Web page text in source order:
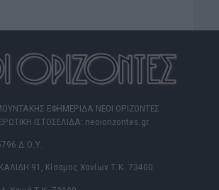
ΕΦΗΜΕΡΙΔΑ ΝΕΟΙ ΟΡΙΖΟΝΤΕΣ
ΙΣΤΟΣΕΛΙΔΑ: neoiorizontes.gr
Δ.Ο.Υ.
91, Κίσαμος Χανίων Τ.Κ. 73400